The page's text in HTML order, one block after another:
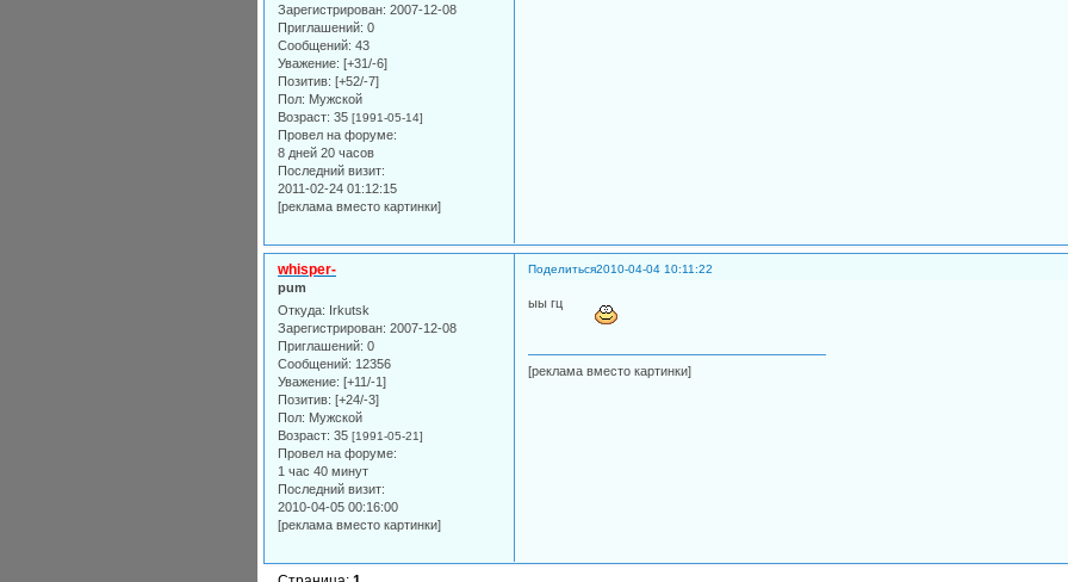
Зарегистрирован: 2007-12-08
Приглашений: 0
Сообщений: 43
Уважение: [+31/-6]
Позитив: [+52/-7]
Пол: Мужской
Возраст: 35 [1991-05-14]
Провел на форуме:
8 дней 20 часов
Последний визит:
2011-02-24 01:12:15
[реклама вместо картинки]
Поделиться2010-04-04 10:11:22
whisper-
pum
Откуда: Irkutsk
Зарегистрирован: 2007-12-08
Приглашений: 0
Сообщений: 12356
Уважение: [+11/-1]
Позитив: [+24/-3]
Пол: Мужской
Возраст: 35 [1991-05-21]
Провел на форуме:
1 час 40 минут
Последний визит:
2010-04-05 00:16:00
[реклама вместо картинки]
ыы гц
[реклама вместо картинки]